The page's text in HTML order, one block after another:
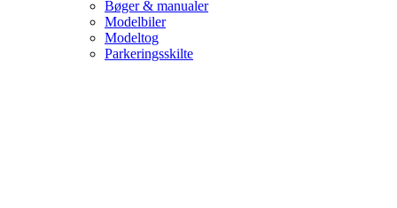
Bøger & manualer
Modelbiler
Modeltog
Parkeringsskilte